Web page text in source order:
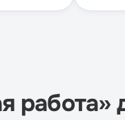
работа»